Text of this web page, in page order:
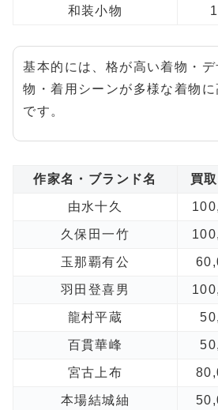
和装小物
基本的には、格が高い着物・
物・着用シーンが多様な着物
です。
作家名・ブランド名 買
由水十久
久保田一竹
玉那覇有公
羽田登喜男
龍村平蔵
百貫華峰
宮古上布
本場結城紬